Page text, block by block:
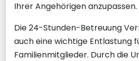
Ihrer Angehörigen anzupassen.
Die 24-Stunden-Betreuung
auch eine wichtige Entlastung
Familienmitglieder. Durch die